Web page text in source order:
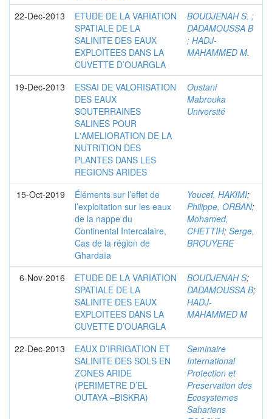
22-Dec-2013
ETUDE DE LA VARIATION
SPATIALE DE LA
SALINITE DES EAUX
EXPLOITEES DANS LA
CUVETTE D’OUARGLA
BOUDJENAH S. ;
DADAMOUSSA B
; HADJ-
MAHAMMED M.
19-Dec-2013
ESSAI DE VALORISATION
DES EAUX
SOUTERRAINES
SALINES POUR
L'AMELIORATION DE LA
NUTRITION DES
PLANTES DANS LES
REGIONS ARIDES
Oustani
Mabrouka
Université
15-Oct-2019
Éléments sur l’effet de
l’exploitation sur les eaux
de la nappe du
Continental Intercalaire,
Cas de la région de
Ghardaïa
Youcef, HAKIMI;
Philippe, ORBAN;
Mohamed,
CHETTIH; Serge,
BROUYERE
6-Nov-2016
ETUDE DE LA VARIATION
SPATIALE DE LA
SALINITE DES EAUX
EXPLOITEES DANS LA
CUVETTE D’OUARGLA
BOUDJENAH S;
DADAMOUSSA B;
HADJ-
MAHAMMED M
22-Dec-2013
EAUX D’IRRIGATION ET
SALINITE DES SOLS EN
ZONES ARIDE
(PERIMETRE D’EL
OUTAYA –BISKRA)
Seminaire
International
Protection et
Preservation des
Ecosystemes
Sahariens